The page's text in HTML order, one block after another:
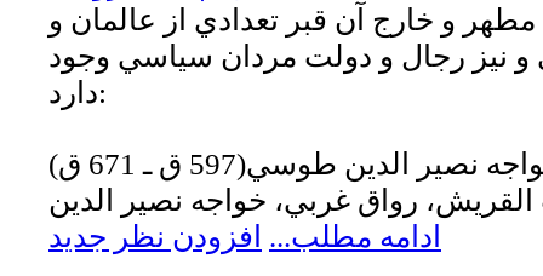
و خارج آن قبر تعدادي از عالمان و
و نيز رجال و دولت مردان سياسي وجود
دارد:
نصير الدين طوسي(597 ق ـ 671 ق)
ادامه مطلب... افزودن نظر جدید